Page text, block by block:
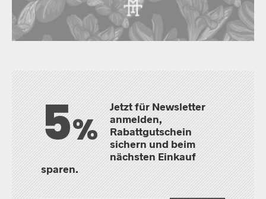
5%
Jetzt für Newsletter
anmelden,
Rabattgutschein
sichern und beim
nächsten Einkauf
sparen.